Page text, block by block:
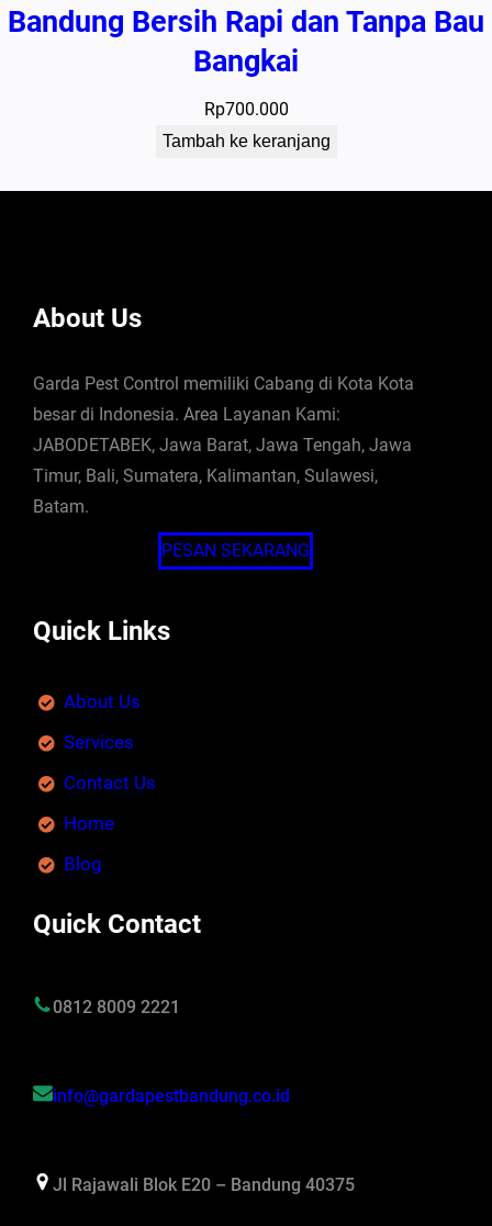
Bandung Bersih Rapi dan Tanpa Bau
Bangkai
Rp700.000
Tambah ke keranjang
About Us
Garda Pest Control memiliki Cabang di Kota Kota
besar di Indonesia. Area Layanan Kami:
JABODETABEK, Jawa Barat, Jawa Tengah, Jawa
Timur, Bali, Sumatera, Kalimantan, Sulawesi,
Batam.
PESAN SEKARANG
Quick Links
About Us
Services
Contact Us
Home
Blog
Quick Contact
0812 8009 2221
info@gardapestbandung.co.id
Jl Rajawali Blok E20 – Bandung 40375